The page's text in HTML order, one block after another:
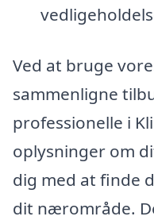
Ved at bruge
sammenligne
professionelle i
oplysninger om
dig med at finde
dit nærområde.